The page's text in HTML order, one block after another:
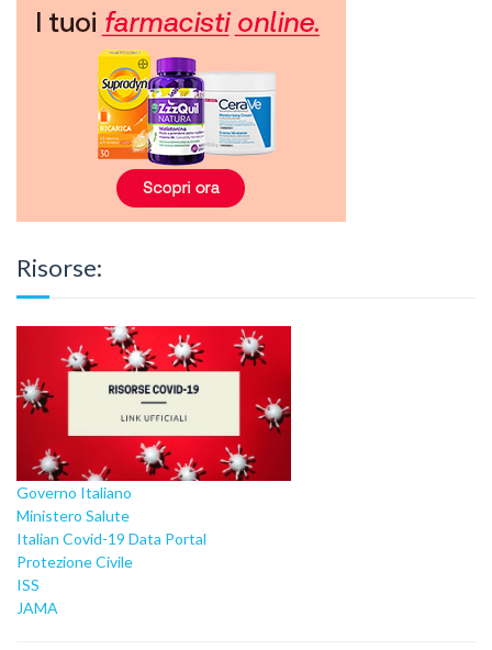
Risorse:
Governo Italiano
Ministero Salute
Italian Covid-19 Data Portal
Protezione Civile
ISS
JAMA